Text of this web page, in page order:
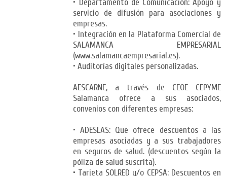
• Departamento de Comunicación: Apoyo y
servicio de difusión para asociaciones y
empresas.
• Integración en la Plataforma Comercial de
SALAMANCA EMPRESARIAL
(www.salamancaempresarial.es).
• Auditorías digitales personalizadas.
AESCARNE, a través de CEOE CEPYME
Salamanca ofrece a sus asociados,
convenios con diferentes empresas:
• ADESLAS: Que ofrece descuentos a las
empresas asociadas y a sus trabajadores
en seguros de salud. (descuentos según la
póliza de salud suscrita).
• Tarjeta SOLRED y/o CEPSA: Descuentos en